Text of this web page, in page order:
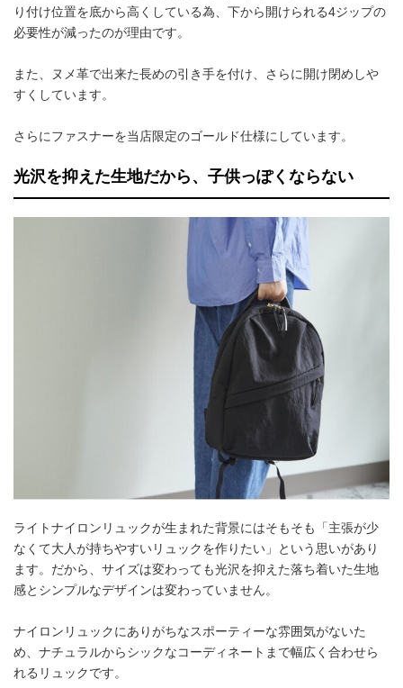
り付け位置を底から高くしている為、下から開けられる4ジップの
必要性が減ったのが理由です。
また、ヌメ革で出来た長めの引き手を付け、さらに開け閉めしや
すくしています。
さらにファスナーを当店限定のゴールド仕様にしています。
光沢を抑えた生地だから、子供っぽくならない
ライトナイロンリュックが生まれた背景にはそもそも「主張が少
なくて大人が持ちやすいリュックを作りたい」という思いがあり
ます。だから、サイズは変わっても光沢を抑えた落ち着いた生地
感とシンプルなデザインは変わっていません。
ナイロンリュックにありがちなスポーティーな雰囲気がないた
め、ナチュラルからシックなコーディネートまで幅広く合わせら
れるリュックです。